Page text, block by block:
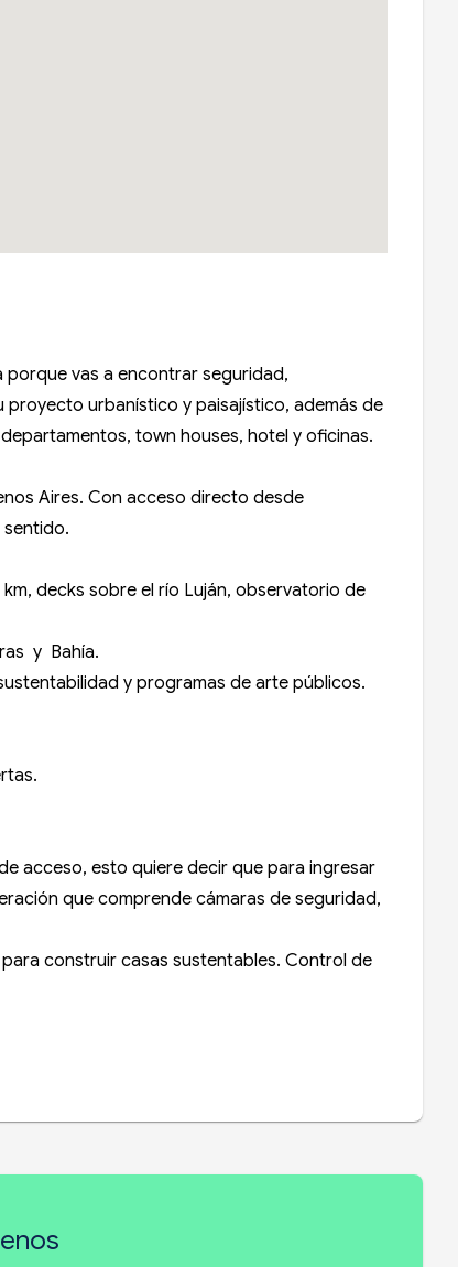
vas a encontrar seguridad,
urbanístico y paisajístico, además de
town houses, hotel y oficinas.
Aires. Con acceso directo desde
sentido.
decks sobre el río Luján, observatorio de
y Bahía.
y programas de arte públicos.
acceso, esto quiere decir que para ingresar
que comprende cámaras de seguridad,
construir casas sustentables. Control de